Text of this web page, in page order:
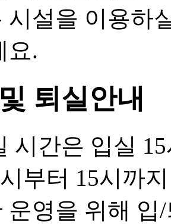
시설을 이용하
요.
퇴실안내
시간은 입실
부터 15시까
운영을 위해